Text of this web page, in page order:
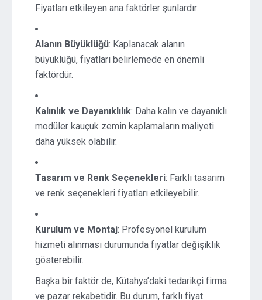
Fiyatları etkileyen ana faktörler şunlardır:
Alanın Büyüklüğü: Kaplanacak alanın
büyüklüğü, fiyatları belirlemede en önemli
faktördür.
Kalınlık ve Dayanıklılık: Daha kalın ve dayanıklı
modüler kauçuk zemin kaplamaların maliyeti
daha yüksek olabilir.
Tasarım ve Renk Seçenekleri: Farklı tasarım
ve renk seçenekleri fiyatları etkileyebilir.
Kurulum ve Montaj: Profesyonel kurulum
hizmeti alınması durumunda fiyatlar değişiklik
gösterebilir.
Başka bir faktör de, Kütahya’daki tedarikçi firma
ve pazar rekabetidir. Bu durum, farklı fiyat